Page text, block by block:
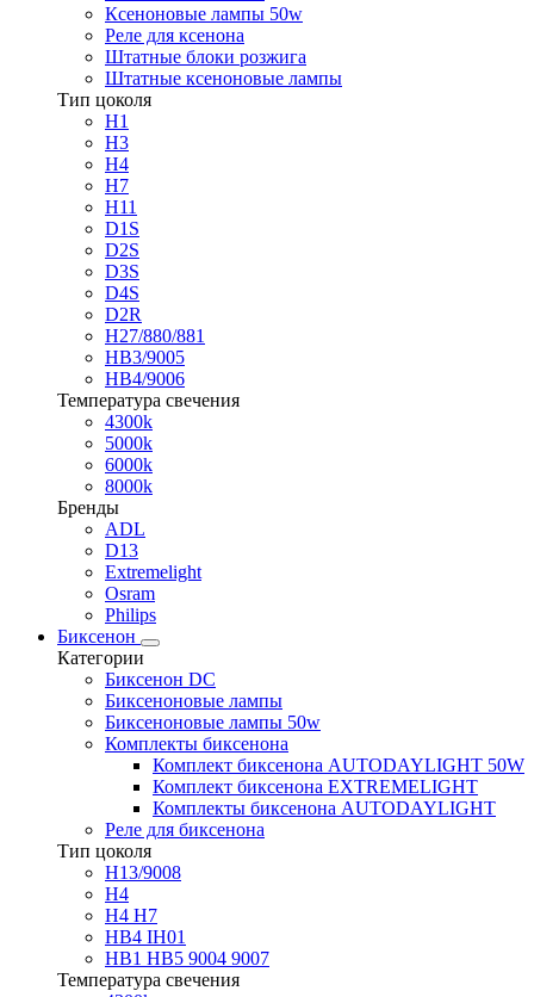
Ксеноновые лампы 50w
Реле для ксенона
Штатные блоки розжига
Штатные ксеноновые лампы
Тип цоколя
H1
H3
H4
H7
H11
D1S
D2S
D3S
D4S
D2R
H27/880/881
HB3/9005
HB4/9006
Температура свечения
4300k
5000k
6000k
8000k
Бренды
ADL
D13
Extremelight
Osram
Philips
Биксенон
Категории
Биксенон DC
Биксеноновые лампы
Биксеноновые лампы 50w
Комплекты биксенона
Комплект биксенона AUTODAYLIGHT 50W
Комплект биксенона EXTREMELIGHT
Комплекты биксенона AUTODAYLIGHT
Реле для биксенона
Тип цоколя
H13/9008
H4
H4 H7
HB4 IH01
HB1 HB5 9004 9007
Температура свечения